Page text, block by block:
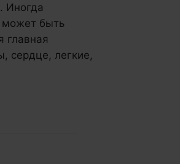
Иногда
может быть
главная
сердце, легкие,